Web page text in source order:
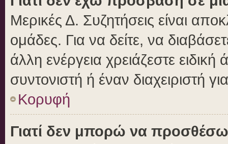
Μερικές Δ. Συζητήσεις είναι
ομάδες. Για να δείτε, να
άλλη ενέργεια χρειάζεστε
συντονιστή ή έναν διαχειριστή
Κορυφή
Γιατί δεν μπορώ να